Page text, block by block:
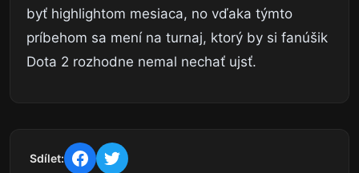
byť highlightom mesiaca, no vďaka týmto
príbehom sa mení na turnaj, ktorý by si fanúšik
Dota 2 rozhodne nemal nechať ujsť.
Sdílet: